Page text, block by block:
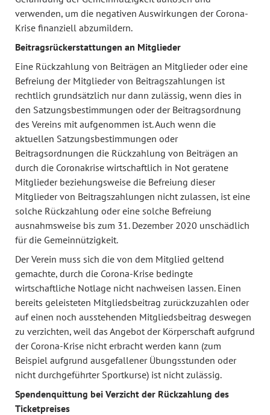
verwenden, um die negativen Auswirkungen der Corona-
Krise finanziell abzumildern.
Beitragsrückerstattungen an Mitglieder
Eine Rückzahlung von Beiträgen an Mitglieder oder eine
Befreiung der Mitglieder von Beitragszahlungen ist
rechtlich grundsätzlich nur dann zulässig, wenn dies in
den Satzungsbestimmungen oder der Beitragsordnung
des Vereins mit aufgenommen ist. Auch wenn die
aktuellen Satzungsbestimmungen oder
Beitragsordnungen die Rückzahlung von Beiträgen an
durch die Coronakrise wirtschaftlich in Not geratene
Mitglieder beziehungsweise die Befreiung dieser
Mitglieder von Beitragszahlungen nicht zulassen, ist eine
solche Rückzahlung oder eine solche Befreiung
ausnahmsweise bis zum 31. Dezember 2020 unschädlich
für die Gemeinnützigkeit.
Der Verein muss sich die von dem Mitglied geltend
gemachte, durch die Corona-Krise bedingte
wirtschaftliche Notlage nicht nachweisen lassen. Einen
bereits geleisteten Mitgliedsbeitrag zurückzuzahlen oder
auf einen noch ausstehenden Mitgliedsbeitrag deswegen
zu verzichten, weil das Angebot der Körperschaft aufgrund
der Corona-Krise nicht erbracht werden kann (zum
Beispiel aufgrund ausgefallener Übungsstunden oder
nicht durchgeführter Sportkurse) ist nicht zulässig.
Spendenquittung bei Verzicht der Rückzahlung des
Ticketpreises